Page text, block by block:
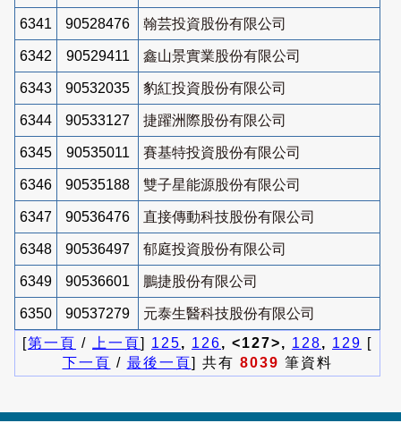
6341 90528476 翰芸投資股份有限公司
6342 90529411 鑫山景實業股份有限公司
6343 90532035 豹紅投資股份有限公司
6344 90533127 捷躍洲際股份有限公司
6345 90535011 賽基特投資股份有限公司
6346 90535188 雙子星能源股份有限公司
6347 90536476 直接傳動科技股份有限公司
6348 90536497 郁庭投資股份有限公司
6349 90536601 鵬捷股份有限公司
6350 90537279
元泰生醫科技股份有限公司
[第一頁 / 上一頁] 125, 126, <127>, 128, 129 [
下一頁 / 最後一頁] 共有 8039 筆資料